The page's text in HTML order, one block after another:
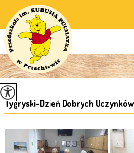
Tygryski-Dzień Dobrych Uczynków